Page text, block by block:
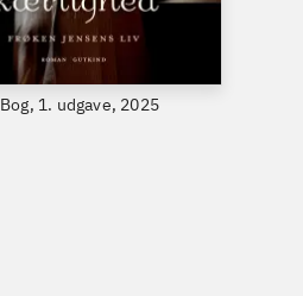
Bog, 1. udgave, 2025